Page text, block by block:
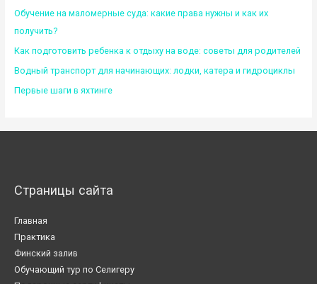
Обучение на маломерные суда: какие права нужны и как их
получить?
Как подготовить ребенка к отдыху на воде: советы для родителей
Водный транспорт для начинающих: лодки, катера и гидроциклы
Первые шаги в яхтинге
Страницы сайта
Главная
Практика
Финский залив
Обучающий тур по Селигеру